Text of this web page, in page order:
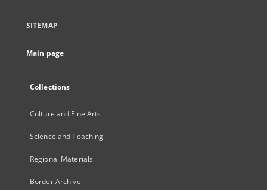
SITEMAP
Main page
Collections
Culture and Fine Arts
Science and Teaching
Regional Materials
Border Archive